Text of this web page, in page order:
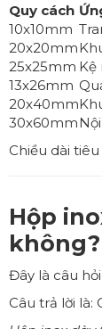
Quy cách
10x10mm
20x20mm
25x25mm Kệ
13x26mm
20x40mm
30x60mm
Chiều dài
Hộp
không?
Đây là câu
Câu trả lời